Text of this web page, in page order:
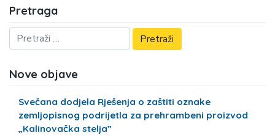
Pretraga
Nove objave
Svečana dodjela Rješenja o zaštiti oznake
zemljopisnog podrijetla za prehrambeni proizvod
„Kalinovačka stelja”